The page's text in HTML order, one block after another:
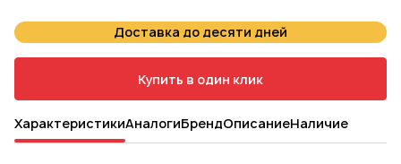
Доставка до десяти дней
Купить в один клик
ХарактеристикиАналогиБрендОписаниеНаличие